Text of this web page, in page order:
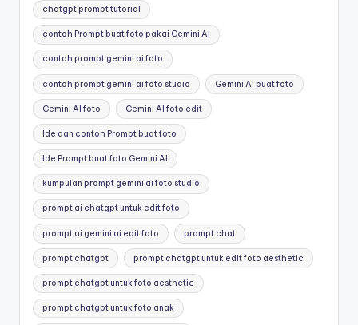
chatgpt prompt tutorial
contoh Prompt buat foto pakai Gemini AI
contoh prompt gemini ai foto
contoh prompt gemini ai foto studio Gemini AI buat foto
Gemini AI foto Gemini AI foto edit
Ide dan contoh Prompt buat foto
Ide Prompt buat foto Gemini AI
kumpulan prompt gemini ai foto studio
prompt ai chatgpt untuk edit foto
prompt ai gemini ai edit foto prompt chat
prompt chatgpt prompt chatgpt untuk edit foto aesthetic
prompt chatgpt untuk foto aesthetic
prompt chatgpt untuk foto anak